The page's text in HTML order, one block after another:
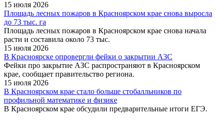
15 июля 2026
Площадь лесных пожаров в Красноярском крае снова выросла
до 73 тыс. га
Площадь лесных пожаров в Красноярском крае снова начала
расти и составила около 73 тыс.
15 июля 2026
В Красноярске опровергли фейки о закрытии АЗС
Фейки про закрытие АЗС распространяют в Красноярском
крае, сообщает правительство региона.
15 июля 2026
В Красноярском крае стало больше стобалльников по
профильной математике и физике
В Красноярском крае обсудили предварительные итоги ЕГЭ.